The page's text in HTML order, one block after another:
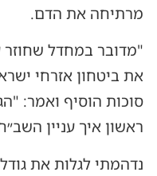
מרתיחה את הדם.
"מדובר במחדל שחוזר
את ביטחון אזרחי
סוכות הוסיף ואמר:
ראשון איך עניין
נדהמתי לגלות את